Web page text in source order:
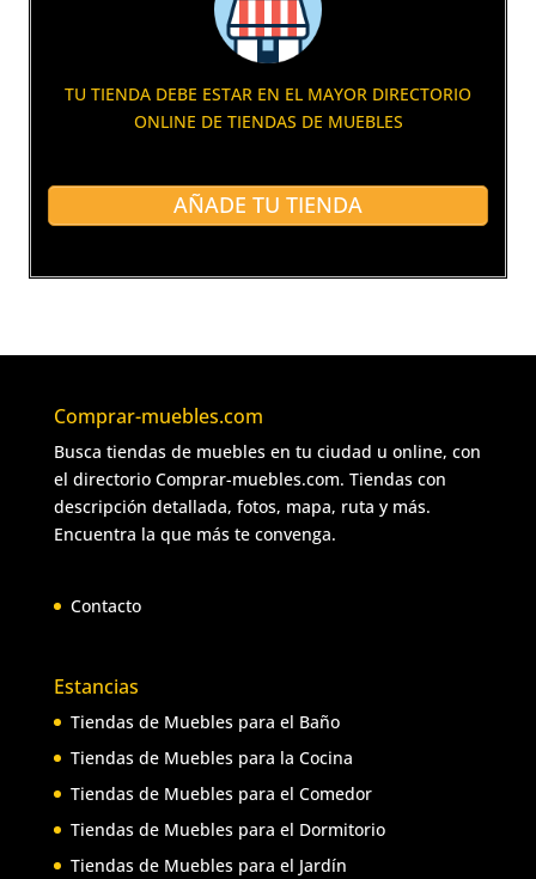
TU TIENDA DEBE ESTAR EN EL MAYOR DIRECTORIO
ONLINE DE TIENDAS DE MUEBLES
AÑADE TU TIENDA
Comprar-muebles.com
Busca tiendas de muebles en tu ciudad u online, con
el directorio Comprar-muebles.com. Tiendas con
descripción detallada, fotos, mapa, ruta y más.
Encuentra la que más te convenga.
Contacto
Estancias
Tiendas de Muebles para el Baño
Tiendas de Muebles para la Cocina
Tiendas de Muebles para el Comedor
Tiendas de Muebles para el Dormitorio
Tiendas de Muebles para el Jardín